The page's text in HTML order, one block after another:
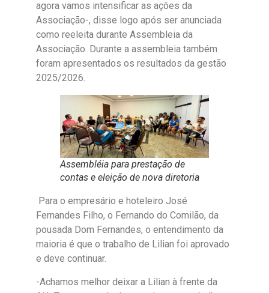
agora vamos intensificar as ações da
Associação-, disse logo após ser anunciada
como reeleita durante Assembleia da
Associação. Durante a assembleia também
foram apresentados os resultados da gestão
2025/2026.
Assembléia para prestação de
contas e eleição de nova diretoria
Para o empresário e hoteleiro José
Fernandes Filho, o Fernando do Comilão, da
pousada Dom Fernandes, o entendimento da
maioria é que o trabalho de Lilian foi aprovado
e deve continuar.
-Achamos melhor deixar a Lilian à frente da